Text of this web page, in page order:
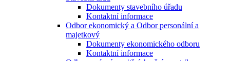
Dokumenty stavebního úřadu
Kontaktní informace
Odbor ekonomický a Odbor personální a
majetkový
Dokumenty ekonomického odboru
Kontaktní informace